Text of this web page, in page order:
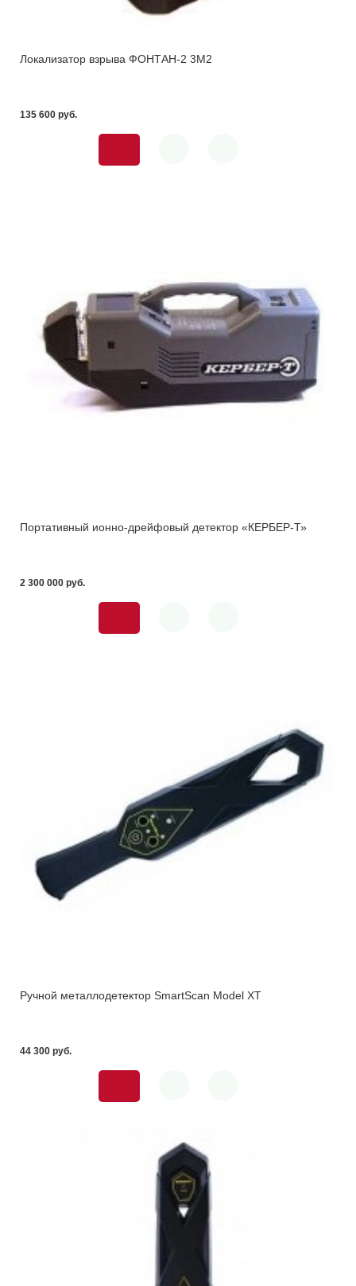
Локализатор взрыва ФОНТАН-2 3М2
135 600 pуб.
Портативный ионно-дрейфовый детектор «КЕРБЕР-Т»
2 300 000 pуб.
Ручной металлодетектор SmartScan Model XT
44 300 pуб.